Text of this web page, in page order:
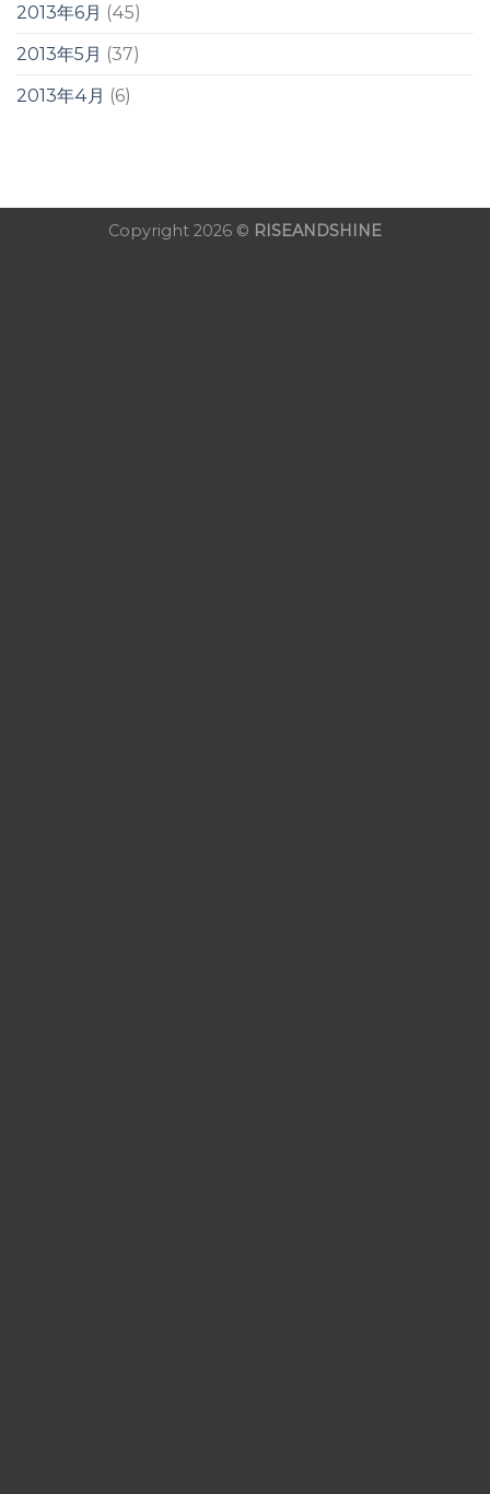
2013年6月 (45)
2013年5月 (37)
2013年4月 (6)
Copyright 2026 © RISEANDSHINE